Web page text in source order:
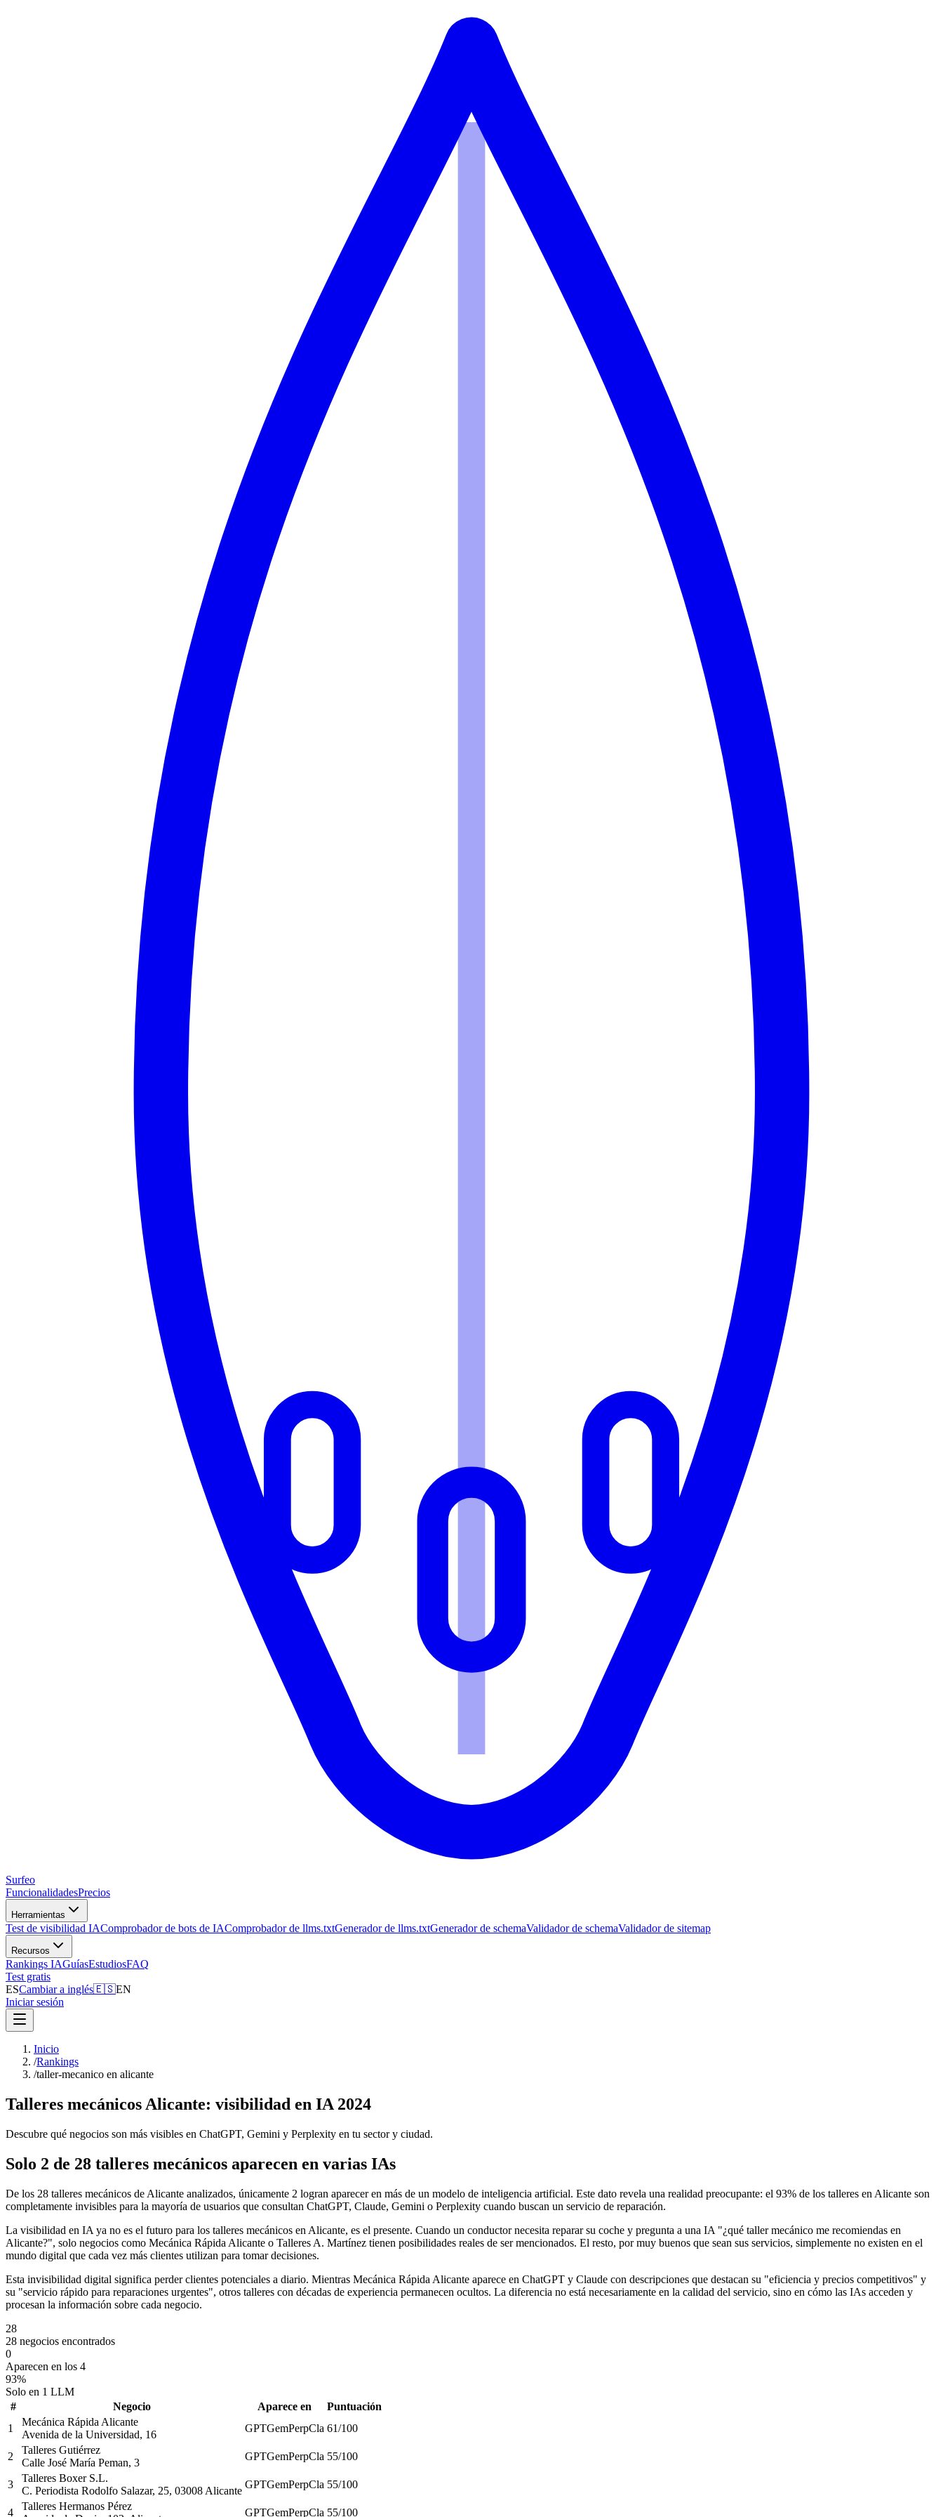
Surfeo
FuncionalidadesPrecios
Herramientas
Test de visibilidad IAComprobador de bots de IAComprobador de llms.txtGenerador de llms.txtGenerador de schemaValidador de schemaValidador de sitemap
Recursos
Rankings IAGuíasEstudiosFAQ
Test gratis
ESCambiar a inglés🇪🇸EN
Iniciar sesión
Inicio
/Rankings
/taller-mecanico en alicante
Talleres mecánicos Alicante: visibilidad en IA 2024
Descubre qué negocios son más visibles en ChatGPT, Gemini y Perplexity en tu sector y ciudad.
Solo 2 de 28 talleres mecánicos aparecen en varias IAs
De los 28 talleres mecánicos de Alicante analizados, únicamente 2 logran aparecer en más de un modelo de inteligencia artificial. Este dato revela una realidad preocupante: el 93% de los talleres en Alicante son
completamente invisibles para la mayoría de usuarios que consultan ChatGPT, Claude, Gemini o Perplexity cuando buscan un servicio de reparación.
La visibilidad en IA ya no es el futuro para los talleres mecánicos en Alicante, es el presente. Cuando un conductor necesita reparar su coche y pregunta a una IA "¿qué taller mecánico me recomiendas en
Alicante?", solo negocios como Mecánica Rápida Alicante o Talleres A. Martínez tienen posibilidades reales de ser mencionados. El resto, por muy buenos que sean sus servicios, simplemente no existen en el
mundo digital que cada vez más clientes utilizan para tomar decisiones.
Esta invisibilidad digital significa perder clientes potenciales a diario. Mientras Mecánica Rápida Alicante aparece en ChatGPT y Claude con descripciones que destacan su "eficiencia y precios competitivos" y
su "servicio rápido para reparaciones urgentes", otros talleres con décadas de experiencia permanecen ocultos. La diferencia no está necesariamente en la calidad del servicio, sino en cómo las IAs acceden y
procesan la información sobre cada negocio.
28
28 negocios encontrados
0
Aparecen en los 4
93%
Solo en 1 LLM
#
Negocio Aparece en
Puntuación
1
Mecánica Rápida Alicante
Avenida de la Universidad, 16
GPTGemPerpCla 61/100
2
Talleres Gutiérrez
Calle José María Peman, 3
GPTGemPerpCla 55/100
3
Talleres Boxer S.L.
C. Periodista Rodolfo Salazar, 25, 03008 Alicante
GPTGemPerpCla 55/100
4
Talleres Hermanos Pérez
GPTGemPerpCla 55/100